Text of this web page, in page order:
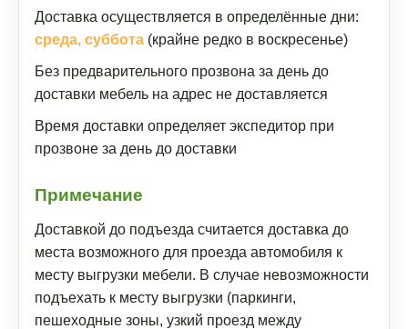
Доставка осуществляется в определённые дни:
среда, суббота (крайне редко в воскресенье)
Без предварительного прозвона за день до
доставки мебель на адрес не доставляется
Время доставки определяет экспедитор при
прозвоне за день до доставки
Примечание
Доставкой до подъезда считается доставка до
места возможного для проезда автомобиля к
месту выгрузки мебели. В случае невозможности
подъехать к месту выгрузки (паркинги,
пешеходные зоны, узкий проезд между